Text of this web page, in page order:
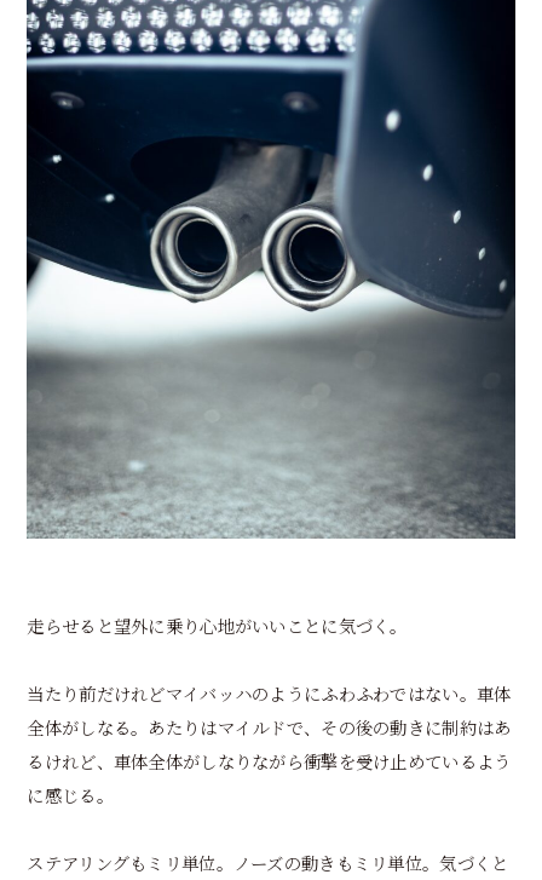
走らせると望外に乗り心地がいいことに気づく。
当たり前だけれどマイバッハのようにふわふわではない。車体
全体がしなる。あたりはマイルドで、その後の動きに制約はあ
るけれど、車体全体がしなりながら衝撃を受け止めているよう
に感じる。
ステアリングもミリ単位。ノーズの動きもミリ単位。気づくと